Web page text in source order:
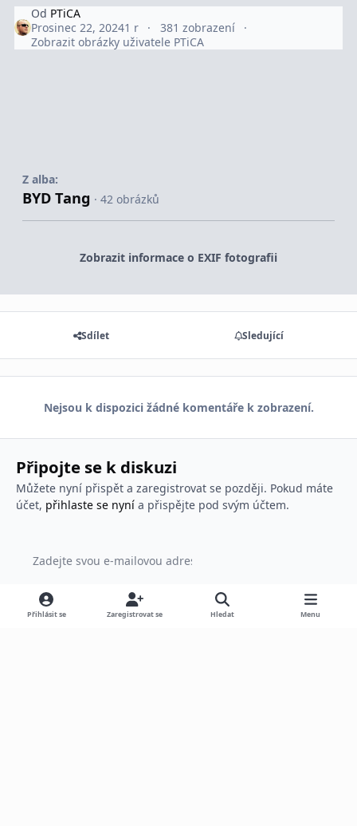
Od PTiCA
Prosinec 22, 20241 r
381 zobrazení
Zobrazit obrázky uživatele PTiCA
Z alba:
BYD Tang · 42 obrázků
Zobrazit informace o EXIF fotografii
Sdílet Sledující
Nejsou k dispozici žádné komentáře k zobrazení.
Připojte se k diskuzi
Můžete nyní přispět a zaregistrovat se později. Pokud máte
účet, přihlaste se nynía přispějte pod svým účtem.
Přidat komentář...
Přihlásit se Zaregistrovat se Hledat Menu